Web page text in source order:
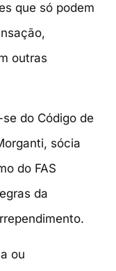
que só podem
outras
do Código de
sócia
do FAS
da
ou